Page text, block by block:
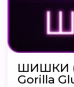
ШИШКИ
Gorilla